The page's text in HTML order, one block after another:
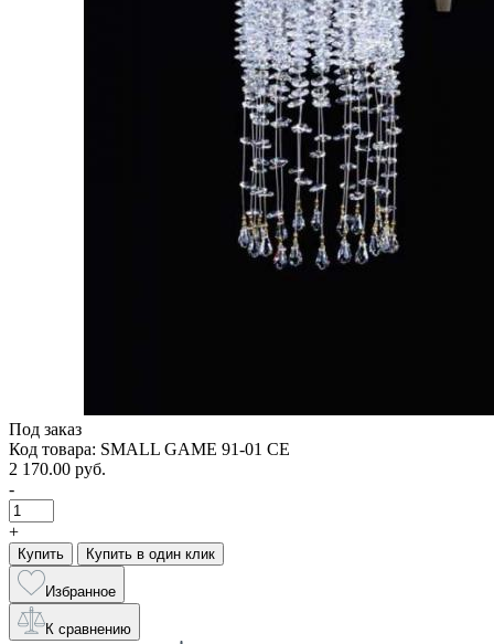
Под заказ
Код товара: SMALL GAME 91-01 CE
2 170.00 руб.
-
+
Купить Купить в один клик
Избранное
К сравнению